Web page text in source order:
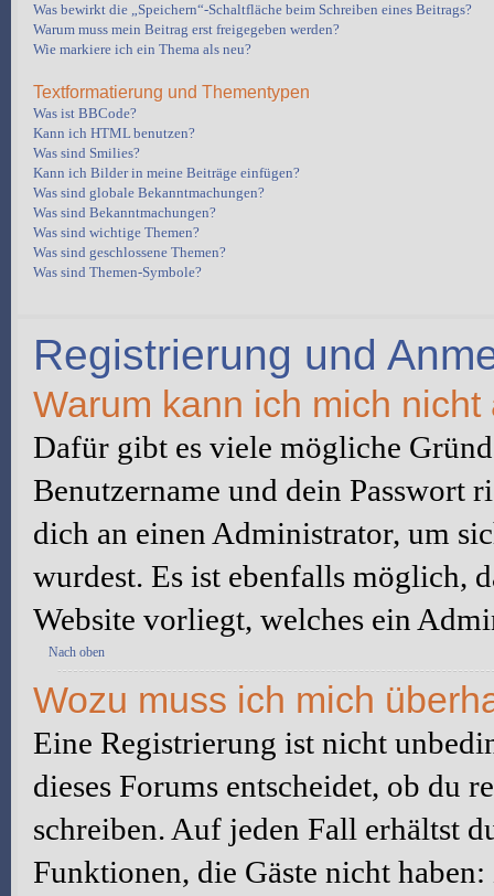
Was bewirkt die „Speichern“-Schaltfläche beim Schreiben eines Beitrags?
Warum muss mein Beitrag erst freigegeben werden?
Wie markiere ich ein Thema als neu?
Textformatierung und Thementypen
Was ist BBCode?
Kann ich HTML benutzen?
Was sind Smilies?
Kann ich Bilder in meine Beiträge einfügen?
Was sind globale Bekanntmachungen?
Was sind Bekanntmachungen?
Was sind wichtige Themen?
Was sind geschlossene Themen?
Was sind Themen-Symbole?
Registrierung und
Warum kann ich mich nicht
Dafür gibt es viele mögliche
Benutzername und dein Passwort
dich an einen Administrator, um
wurdest. Es ist ebenfalls möglich,
Website vorliegt, welches ein
Nach oben
Wozu muss ich mich
Eine Registrierung ist nicht
dieses Forums entscheidet, ob du
schreiben. Auf jeden Fall erhältst
Funktionen, die Gäste nicht